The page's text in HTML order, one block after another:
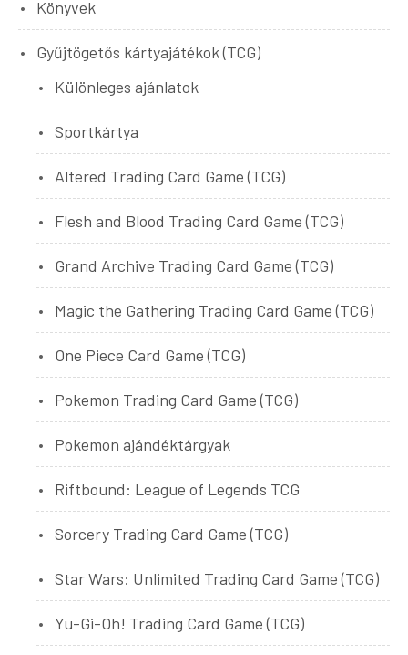
Könyvek
Gyűjtögetős kártyajátékok (TCG)
Különleges ajánlatok
Sportkártya
Altered Trading Card Game (TCG)
Flesh and Blood Trading Card Game (TCG)
Grand Archive Trading Card Game (TCG)
Magic the Gathering Trading Card Game (TCG)
One Piece Card Game (TCG)
Pokemon Trading Card Game (TCG)
Pokemon ajándéktárgyak
Riftbound: League of Legends TCG
Sorcery Trading Card Game (TCG)
Star Wars: Unlimited Trading Card Game (TCG)
Yu-Gi-Oh! Trading Card Game (TCG)